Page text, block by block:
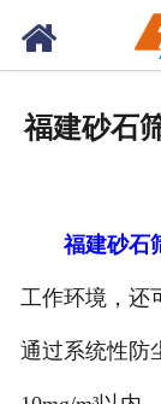
福建砂石
福建砂石
工作环境，还
通过系统性防